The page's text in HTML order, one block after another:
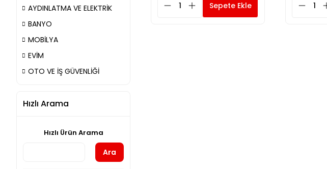
AYDINLATMA VE ELEKTRİK
BANYO
MOBİLYA
EVİM
OTO VE İŞ GÜVENLİĞİ
Hızlı Arama
Hızlı Ürün Arama
Ara
Sepete Ekle